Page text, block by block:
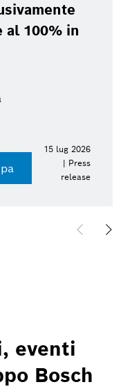
al 100% in
15 lug 2026
| Press
release
eventi
Bosch